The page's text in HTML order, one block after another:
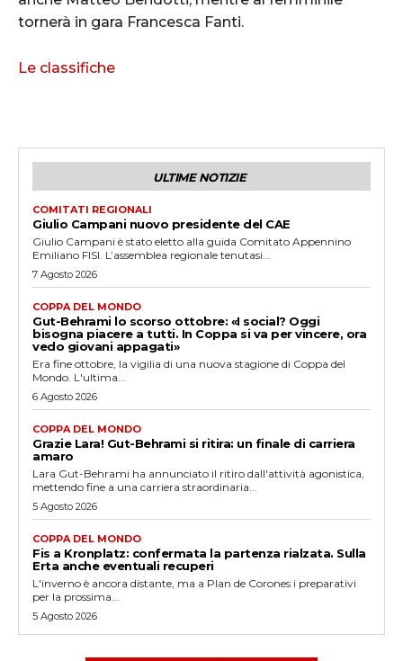
tornerà in gara Francesca Fanti.
Le classifiche
ULTIME NOTIZIE
COMITATI REGIONALI
Giulio Campani nuovo presidente del CAE
Giulio Campani è stato eletto alla guida Comitato Appennino
Emiliano FISI. L’assemblea regionale tenutasi...
7 Agosto 2026
COPPA DEL MONDO
Gut-Behrami lo scorso ottobre: «I social? Oggi
bisogna piacere a tutti. In Coppa si va per vincere, ora
vedo giovani appagati»
Era fine ottobre, la vigilia di una nuova stagione di Coppa del
Mondo. L'ultima...
6 Agosto 2026
COPPA DEL MONDO
Grazie Lara! Gut-Behrami si ritira: un finale di carriera
amaro
Lara Gut-Behrami ha annunciato il ritiro dall'attività agonistica,
mettendo fine a una carriera straordinaria...
5 Agosto 2026
COPPA DEL MONDO
Fis a Kronplatz: confermata la partenza rialzata. Sulla
Erta anche eventuali recuperi
L'inverno è ancora distante, ma a Plan de Corones i preparativi
per la prossima...
5 Agosto 2026